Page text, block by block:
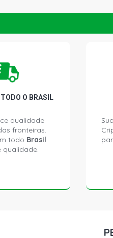
O BRASIL
qualidade
fronteiras.
todo Brasil
qualidade.